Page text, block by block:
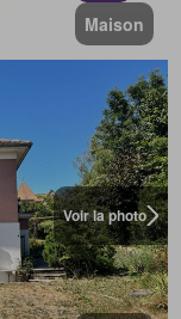
Maison
Voir la photo